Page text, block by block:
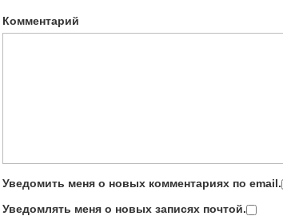
Комментарий
Уведомить меня о новых комментариях по email.
Уведомлять меня о новых записях почтой.